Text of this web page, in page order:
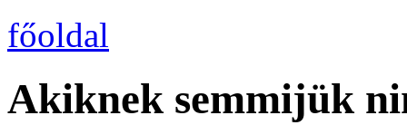
főoldal
Akiknek semmijük